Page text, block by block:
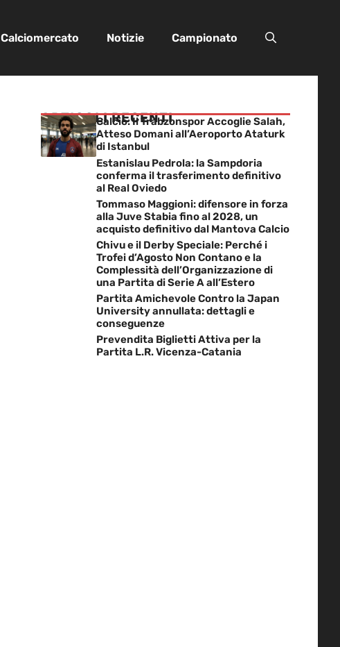
Calciomercato Notizie Campionato
ARTICOLI RECENTI
Calcio: Il Trabzonspor Accoglie Salah,
Atteso Domani all’Aeroporto Ataturk
di Istanbul
Estanislau Pedrola: la Sampdoria
conferma il trasferimento definitivo
al Real Oviedo
Tommaso Maggioni: difensore in forza
alla Juve Stabia fino al 2028, un
acquisto definitivo dal Mantova Calcio
Chivu e il Derby Speciale: Perché i
Trofei d’Agosto Non Contano e la
Complessità dell’Organizzazione di
una Partita di Serie A all’Estero
Partita Amichevole Contro la Japan
University annullata: dettagli e
conseguenze
Prevendita Biglietti Attiva per la
Partita L.R. Vicenza-Catania